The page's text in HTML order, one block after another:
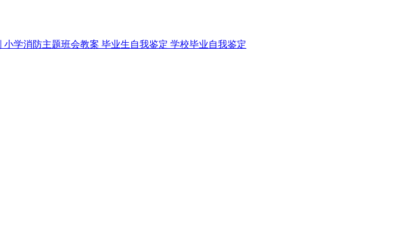
小学消防主题班会教案 毕业生自我鉴定 学校毕业自我鉴定